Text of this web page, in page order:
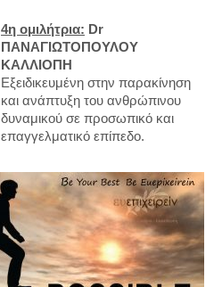
4η ομιλήτρια: Dr
ΠΑΝΑΓΙΩΤΟΠΟΥΛΟΥ
ΚΑΛΛΙΟΠΗ
Εξειδικευμένη στην παρακίνηση
και ανάπτυξη του ανθρώπινου
δυναμικού σε προσωπικό και
επαγγελματικό επίπεδο.